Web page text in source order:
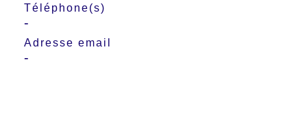
Téléphone(s)
-
Adresse email
-